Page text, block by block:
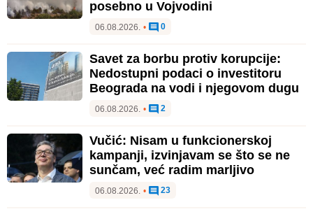
posebno u Vojvodini
06.08.2026. • 0
Savet za borbu protiv korupcije:
Nedostupni podaci o investitoru
Beograda na vodi i njegovom dugu
06.08.2026. • 2
Vučić: Nisam u funkcionerskoj
kampanji, izvinjavam se što se ne
sunčam, već radim marljivo
06.08.2026. • 23